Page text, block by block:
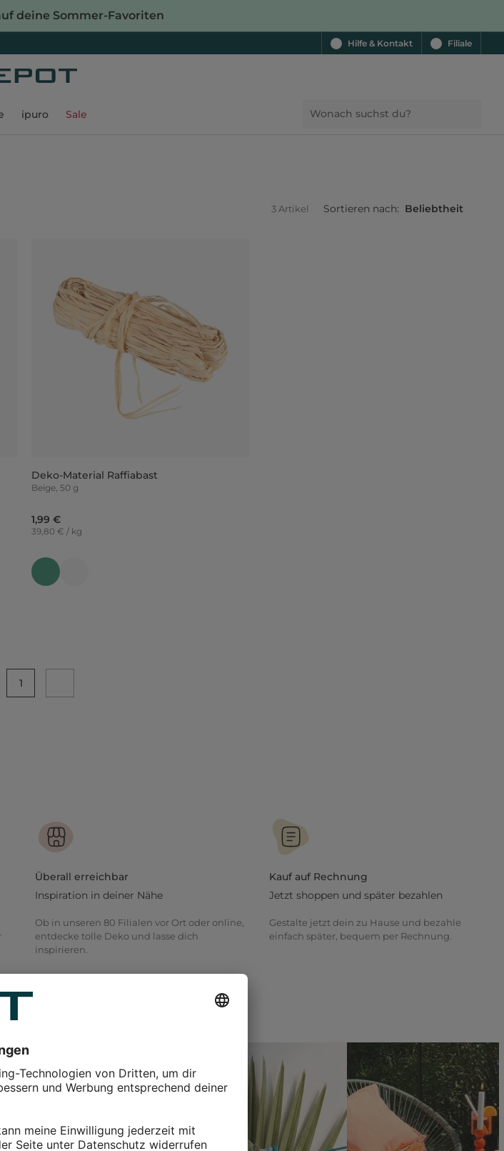
deine Sommer-Favoriten
Hilfe & Kontakt Filiale
ipuro Sale
3 Artikel Sortieren nach: Beliebtheit
Deko-Material Raffiabast
Beige, 50 g
1,99 €
39,80 € / kg
1
Überall erreichbar
Inspiration in deiner Nähe
Ob in unseren 80 Filialen vor Ort oder online,
entdecke tolle Deko und lasse dich
inspirieren.
Kauf auf Rechnung
Jetzt shoppen und später bezahlen
Gestalte jetzt dein zu Hause und bezahle
einfach später, bequem per Rechnung.